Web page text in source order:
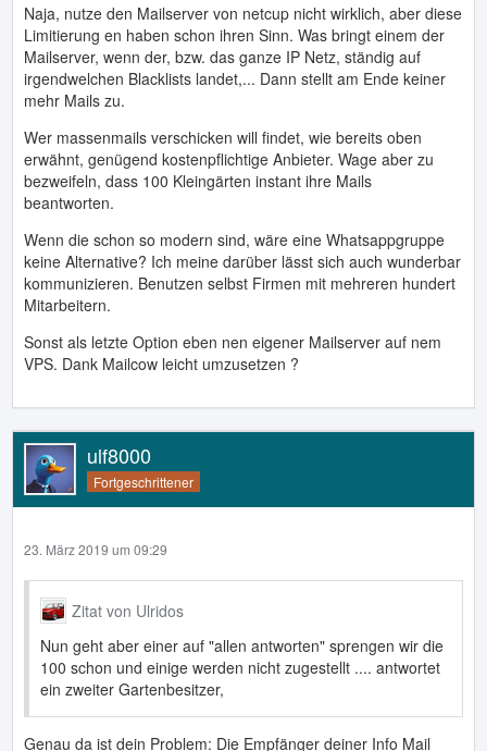
Naja, nutze den Mailserver von netcup nicht wirklich, aber diese
Limitierung en haben schon ihren Sinn. Was bringt einem der
Mailserver, wenn der, bzw. das ganze IP Netz, ständig auf
irgendwelchen Blacklists landet,... Dann stellt am Ende keiner
mehr Mails zu.
Wer massenmails verschicken will findet, wie bereits oben
erwähnt, genügend kostenpflichtige Anbieter. Wage aber zu
bezweifeln, dass 100 Kleingärten instant ihre Mails
beantworten.
Wenn die schon so modern sind, wäre eine Whatsappgruppe
keine Alternative? Ich meine darüber lässt sich auch wunderbar
kommunizieren. Benutzen selbst Firmen mit mehreren hundert
Mitarbeitern.
Sonst als letzte Option eben nen eigener Mailserver auf nem
VPS. Dank Mailcow leicht umzusetzen ?
ulf8000
Fortgeschrittener
23. März 2019 um 09:29
Zitat von Ulridos
Nun geht aber einer auf "allen antworten" sprengen wir die
100 schon und einige werden nicht zugestellt .... antwortet
ein zweiter Gartenbesitzer,
Genau da ist dein Problem: Die Empfänger deiner Info Mail